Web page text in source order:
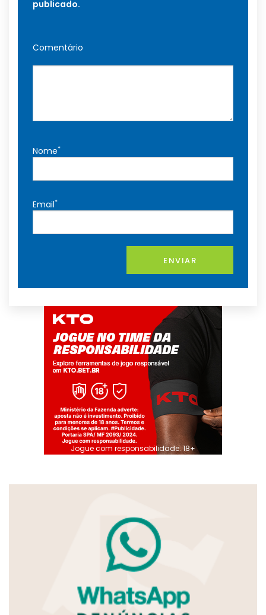
publicado.
Comentário
Nome*
Email*
ENVIAR
Jogue com responsabilidade. 18+